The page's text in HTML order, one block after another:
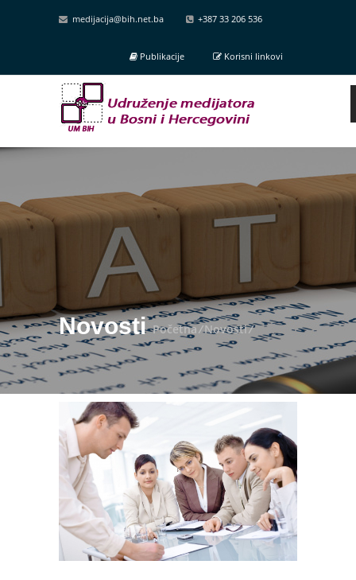
medijacija@bih.net.ba +387 33 206 536
Korisni linkovi
Publikacije
Novosti Početna/Novosti/Novosti